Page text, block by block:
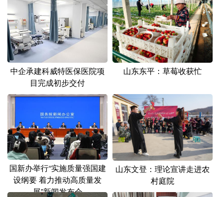
浙江 安徽 福建 江西
山东 河南 湖北 湖南
广东 海南 重庆
四川 贵州 云南 西藏
陕西 甘肃 青海
黑龙江
多语种频道
English Español
中企承建科威特医保医院项
目完成初步交付
山东东平：草莓收获忙
国新办举行“实施质量强国建
设纲要 着力推动高质量发
展”新闻发布会
山东文登：理论宣讲走进农
村庭院